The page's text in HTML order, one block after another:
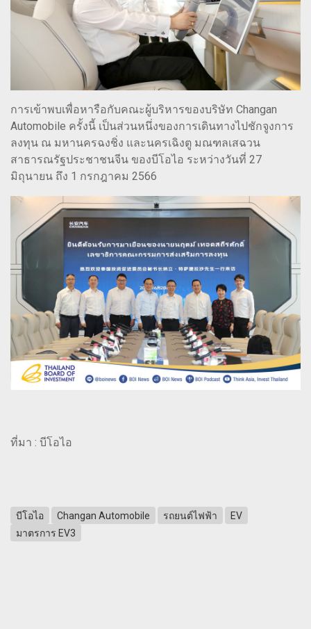
การเข้าพบเพื่อหารือกับคณะผู้บริหารของบริษัท Changan
Automobile ครั้งนี้ เป็นส่วนหนึ่งของการเดินทางไปชักจูงการ
ลงทุน ณ มหานครฉงชิ่ง และนครเฉิงตู มณฑลเสฉวน
สาธารณรัฐประชาชนจีน ของบีโอไอ ระหว่างวันที่ 27
มิถุนายน ถึง 1 กรกฎาคม 2566
ที่มา : บีโอไอ
บีโอไอ Changan Automobile รถยนต์ไฟฟ้า
EV
มาตรการ EV3